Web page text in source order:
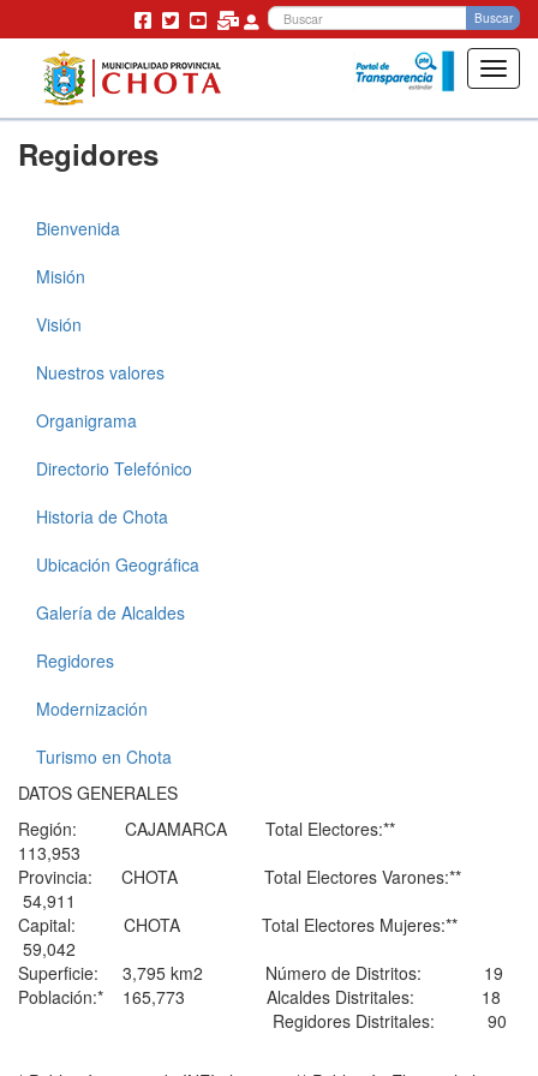
Pasar
contenido
Buscar
Regidores
Municipalidad
Bienvenida
Misión
Visión
Nuestros valores
Organigrama
Directorio Telefónico
Historia de Chota
Ubicación Geográfica
Galería de Alcaldes
Regidores
Modernización
Turismo en Chota
DATOS GENERALES
Región: CAJAMARCA Total Electores:**
113,953
Provincia: CHOTA Total Electores Varones:**
54,911
Capital: CHOTA Total Electores Mujeres:**
59,042
Superficie: 3,795 km2 Número de Distritos: 19
Población:* 165,773 Alcaldes Distritales: 18
Regidores Distritales: 90